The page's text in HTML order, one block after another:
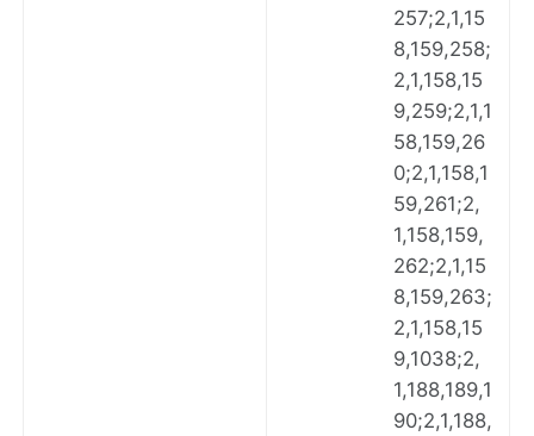
257;2,1,15
8,159,258;
2,1,158,15
9,259;2,1,1
58,159,26
0;2,1,158,1
59,261;2,
1,158,159,
262;2,1,15
8,159,263;
2,1,158,15
9,1038;2,
1,188,189,1
90;2,1,188,